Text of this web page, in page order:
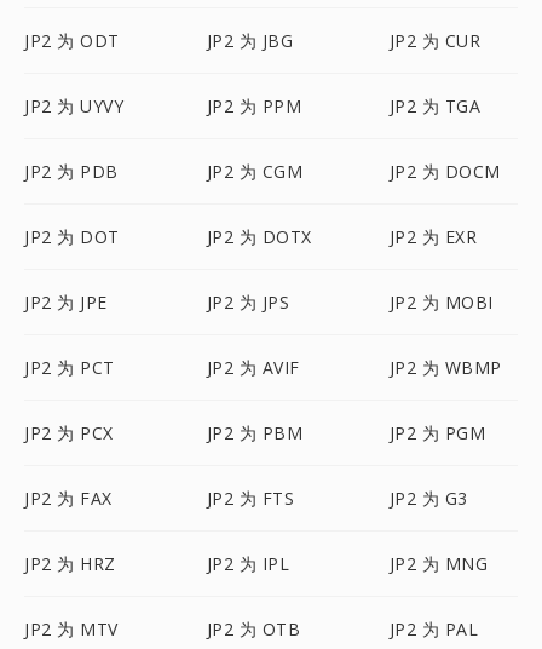
JP2 为 ODT JP2 为 JBG JP2 为 CUR
JP2 为 UYVY JP2 为 PPM JP2 为 TGA
JP2 为 PDB JP2 为 CGM JP2 为 DOCM
JP2 为 DOT JP2 为 DOTX JP2 为 EXR
JP2 为 JPE JP2 为 JPS JP2 为 MOBI
JP2 为 PCT JP2 为 AVIF JP2 为 WBMP
JP2 为 PCX JP2 为 PBM JP2 为 PGM
JP2 为 FAX JP2 为 FTS JP2 为 G3
JP2 为 HRZ JP2 为 IPL JP2 为 MNG
JP2 为 MTV JP2 为 OTB JP2 为 PAL